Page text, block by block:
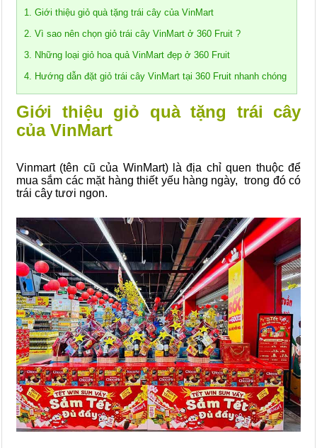
1. Giới thiệu giỏ quà tặng trái cây của VinMart
2. Vì sao nên chọn giỏ trái cây VinMart ở 360 Fruit ?
3. Những loại giỏ hoa quả VinMart đẹp ở 360 Fruit
4. Hướng dẫn đặt giỏ trái cây VinMart tại 360 Fruit nhanh chóng
Giới thiệu giỏ quà tặng trái cây
của VinMart
Vinmart (tên cũ của WinMart) là địa chỉ quen thuộc để
mua sắm các mặt hàng thiết yếu hàng ngày, trong đó có
trái cây tươi ngon.